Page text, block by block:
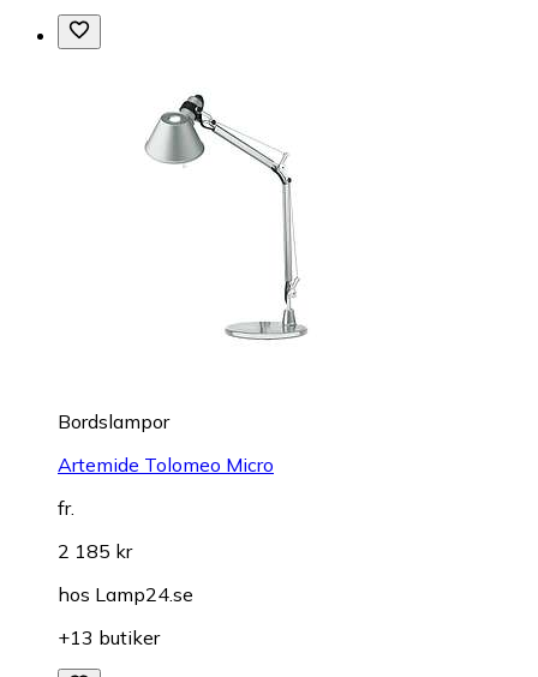
Bordslampor
Artemide Tolomeo Micro
fr.
2 185 kr
hos Lamp24.se
+13 butiker